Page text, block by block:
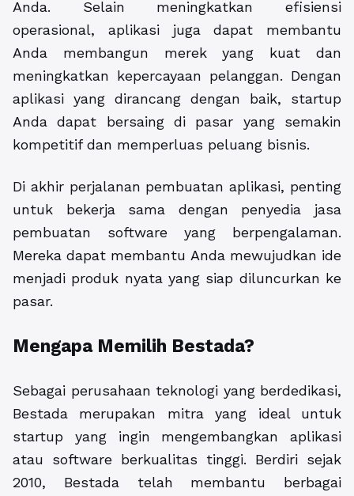
Anda. Selain meningkatkan efisiensi
operasional, aplikasi juga dapat membantu
Anda membangun merek yang kuat dan
meningkatkan kepercayaan pelanggan. Dengan
aplikasi yang dirancang dengan baik, startup
Anda dapat bersaing di pasar yang semakin
kompetitif dan memperluas peluang bisnis.
Di akhir perjalanan pembuatan aplikasi, penting
untuk bekerja sama dengan penyedia jasa
pembuatan software yang berpengalaman.
Mereka dapat membantu Anda mewujudkan ide
menjadi produk nyata yang siap diluncurkan ke
pasar.
Mengapa Memilih Bestada?
Sebagai perusahaan teknologi yang berdedikasi,
Bestada merupakan mitra yang ideal untuk
startup yang ingin mengembangkan aplikasi
atau software berkualitas tinggi. Berdiri sejak
2010, Bestada telah membantu berbagai